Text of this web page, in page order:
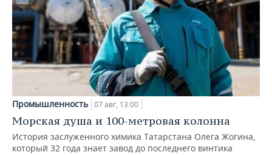
Промышленность 07 авг, 13:00
Морская душа и 100-метровая колонна
История заслуженного химика Татарстана Олега Жогина,
который 32 года знает завод до последнего винтика